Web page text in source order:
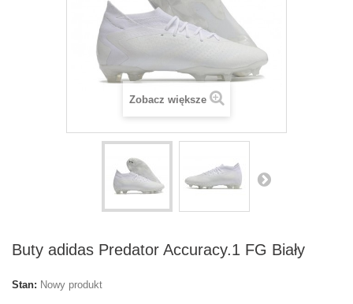
Zobacz większe
Buty adidas Predator Accuracy.1 FG Biały
Stan: Nowy produkt